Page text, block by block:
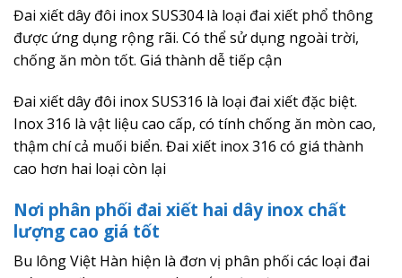
Đai xiết dây đôi inox SUS304 là loại đai xiết phổ thông
được ứng dụng rộng rãi. Có thể sử dụng ngoài trời,
chống ăn mòn tốt. Giá thành dễ tiếp cận
Đai xiết dây đôi inox SUS316 là loại đai xiết đặc biệt.
Inox 316 là vật liệu cao cấp, có tính chống ăn mòn cao,
thậm chí cả muối biển. Đai xiết inox 316 có giá thành
cao hơn hai loại còn lại
Nơi phân phối đai xiết hai dây inox chất
lượng cao giá tốt
Bu lông Việt Hàn hiện là đơn vị phân phối các loại đai